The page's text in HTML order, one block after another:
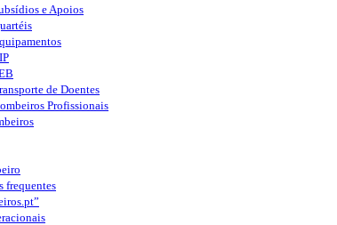
e Apoios
de Doentes
Profissionais
frequentes